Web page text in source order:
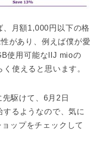
月額1,000円以下の格
があり、例えば僕が愛
使用可能なIIJ mioの
く使えると思います。
駆けて、6月2日
するようなので、気に
ップをチェックして